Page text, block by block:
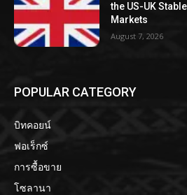
the US-UK
Markets
August 7, 2026
POPULAR CATEGORY
บิทคอยน์
ฟอเร็กซ์
การซื้อขาย
โซลานา